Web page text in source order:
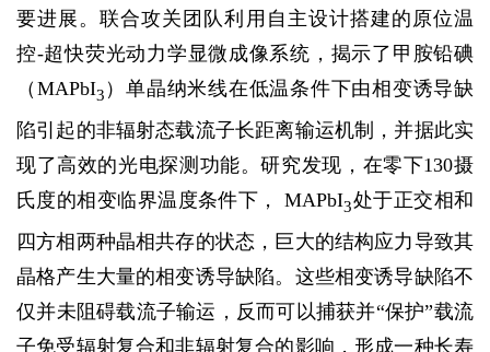
要进展。联合攻关团队利用自主设计搭建的原位温
控-超快荧光动力学显微成像系统，揭示了甲胺铅碘
（MAPbI3 ）单晶纳米线在低温条件下由相变诱导缺
陷引起的非辐射态载流子长距离输运机制，并据此实
现了高效的光电探测功能。研究发现，在零下130摄
氏度的相变临界温度条件下， MAPbI3处于正交相和
四方相两种晶相共存的状态，巨大的结构应力导致其
晶格产生大量的相变诱导缺陷。这些相变诱导缺陷不
仅并未阻碍载流子输运，反而可以捕获并“保护”载流
子免受辐射复合和非辐射复合的影响，形成一种长寿